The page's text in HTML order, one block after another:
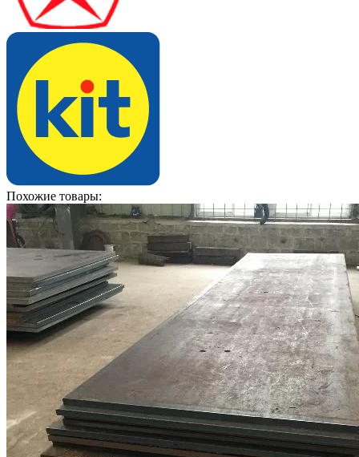
Похожие товары: